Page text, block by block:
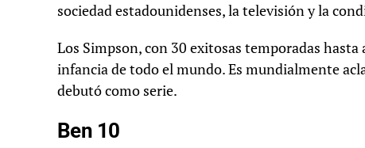
sociedad estadounidenses, la televisión y la
Los Simpson, con 30 exitosas temporadas
infancia de todo el mundo. Es mundialmente
debutó como serie.
Ben 10